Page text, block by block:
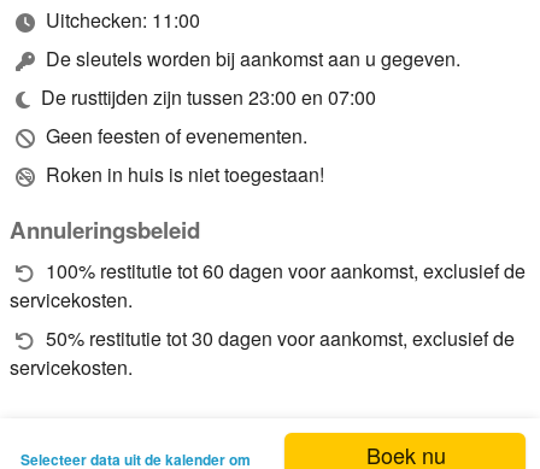
Uitchecken: 11:00
De sleutels worden bij aankomst aan u gegeven.
De rusttijden zijn tussen 23:00 en 07:00
Geen feesten of evenementen.
Roken in huis is niet toegestaan!
Annuleringsbeleid
100% restitutie tot 60 dagen voor aankomst, exclusief de
servicekosten.
50% restitutie tot 30 dagen voor aankomst, exclusief de
servicekosten.
Selecteer data uit de kalender om Boek nu